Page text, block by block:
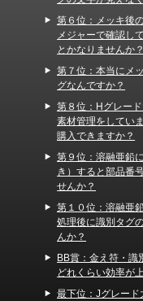
第６位：メッキ後
メジャーで確認し
とかなりませんか
第７位：本当にメ
グなんですか？
第８位：Hグレー
素材管理をしてい
購入できますか？
第９位：溶融亜鉛
き）すると部品番
せんか？
第１０位：溶融亜
処理後に識別タグ
んか？
BB賞：金え符・識
どれくらい効率が
最下位：Jグレード